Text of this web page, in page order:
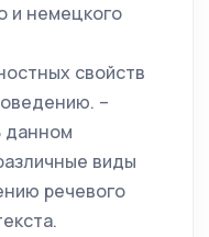
и немецкого
свойств
–
данном
виды
речевого